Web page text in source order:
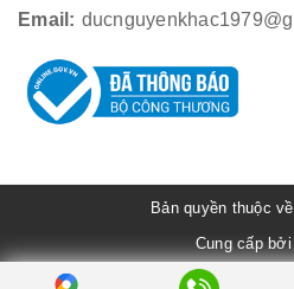
Email:
Bản quyền thuộc về
Cung cấp